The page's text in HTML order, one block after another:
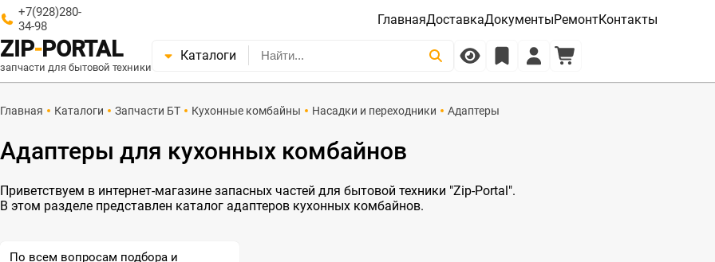
+7(928)280-
34-98
ГлавнаяДоставкаДокументыРемонтКонтакты
ZIP-PORTAL
запчасти для бытовой техники
Каталоги
Главная Каталоги Запчасти БТ Кухонные комбайны Насадки и переходники Адаптеры
Адаптеры для кухонных комбайнов
Приветствуем в интернет-магазине запасных частей для бытовой техники "Zip-Portal".
В этом разделе представлен каталог адаптеров кухонных комбайнов.
По всем вопросам подбора и